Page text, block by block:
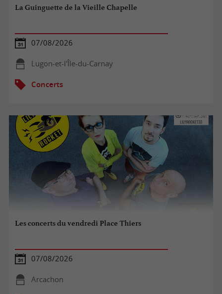
La Guinguette de la Vieille Chapelle
07/08/2026
Lugon-et-l'Île-du-Carnay
Concerts
Les concerts du vendredi Place Thiers
07/08/2026
Arcachon